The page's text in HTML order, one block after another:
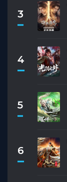
3
4
5
6